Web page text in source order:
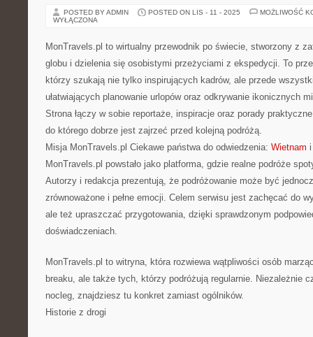
POSTED BY ADMIN POSTED ON LIS - 11 - 2025
MOŻLIWOŚĆ
WYŁĄCZONA
MonTravels.pl to wirtualny przewodnik po świecie, stworzony z
globu i dzielenia się osobistymi przeżyciami z ekspedycji. To
którzy szukają nie tylko inspirujących kadrów, ale przede
ułatwiających planowanie urlopów oraz odkrywanie ikonicznych
Strona łączy w sobie reportaże, inspiracje oraz porady
do którego dobrze jest zajrzeć przed kolejną podróżą.
Misja MonTravels.pl Ciekawe państwa do odwiedzenia: Wietnam
MonTravels.pl powstało jako platforma, gdzie realne podróże
Autorzy i redakcja prezentują, że podróżowanie może być
zrównoważone i pełne emocji. Celem serwisu jest zachęcać do
ale też upraszczać przygotowania, dzięki sprawdzonym
doświadczeniach.
MonTravels.pl to witryna, która rozwiewa wątpliwości osób
breaku, ale także tych, którzy podróżują regularnie. Niezależnie
nocleg, znajdziesz tu konkret zamiast ogólników.
Historie z drogi